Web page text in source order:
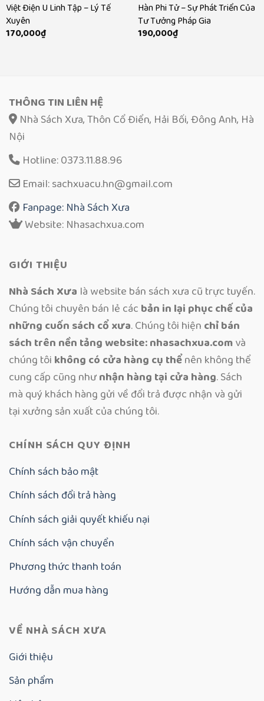
Việt Điện U Linh Tập – Lý Tế
Xuyên
170,000₫
Hàn Phi Tử – Sự Phát Triển Của
Tư Tưởng Pháp Gia
190,000₫
THÔNG TIN LIÊN HỆ
Nhà Sách Xưa, Thôn Cổ Điển, Hải Bối, Đông Anh, Hà
Nội
Hotline: 0373.11.88.96
Email: sachxuacu.hn@gmail.com
Fanpage: Nhà Sách Xưa
Website: Nhasachxua.com
GIỚI THIỆU
Nhà Sách Xưa là website bán sách xưa cũ trực tuyến.
Chúng tôi chuyên bán lẻ các bản in lại phục chế của
những cuốn sách cổ xưa. Chúng tôi hiện chỉ bán
sách trên nền tảng website: nhasachxua.comvà
chúng tôi không có cửa hàng cụ thểnên không thể
cung cấp cũng nhưnhận hàng tại cửa hàng. Sách
mà quý khách hàng gửi về đổi trả được nhận và gửi
tại xưởng sản xuất của chúng tôi.
CHÍNH SÁCH QUY ĐỊNH
Chính sách bảo mật
Chính sách đổi trả hàng
Chính sách giải quyết khiếu nại
Chính sách vận chuyển
Phương thức thanh toán
Hướng dẫn mua hàng
VỀ NHÀ SÁCH XƯA
Giới thiệu
Sản phẩm